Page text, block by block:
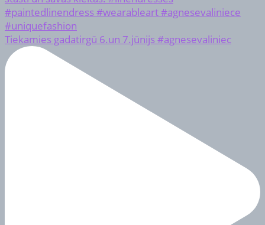
Tiekamies gadatirgū 6.un 7.jūnijs #agnesevaliniec